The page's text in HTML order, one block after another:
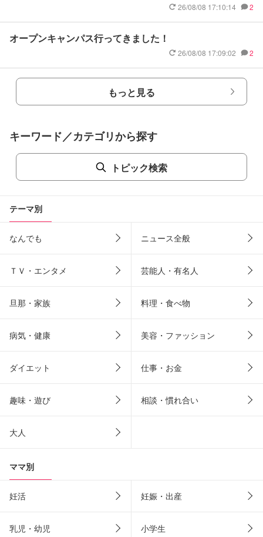
26/08/08 17:10:14 2
オープンキャンパス行ってきました！
26/08/08 17:09:02 2
もっと見る
キーワード／カテゴリから探す
トピック検索
テーマ別
なんでも ニュース全般
ＴＶ・エンタメ 芸能人・有名人
旦那・家族 料理・食べ物
病気・健康 美容・ファッション
ダイエット 仕事・お金
趣味・遊び 相談・慣れ合い
大人
ママ別
妊活 妊娠・出産
乳児・幼児 小学生